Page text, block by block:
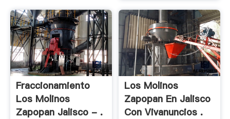
Fraccionamiento
Los Molinos
Zapopan Jalisco - .
Los Molinos
Zapopan En Jalisco
Con Vivanuncios .